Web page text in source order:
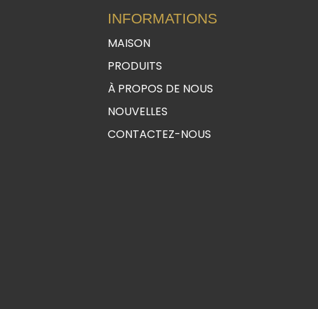
INFORMATIONS
MAISON
PRODUITS
À PROPOS DE NOUS
NOUVELLES
CONTACTEZ-NOUS